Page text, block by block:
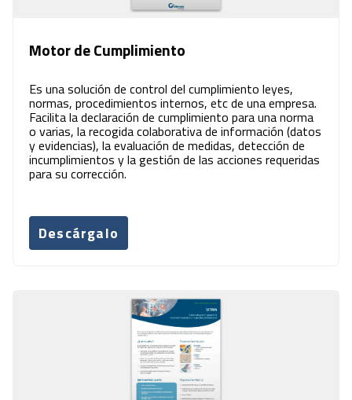
Motor de Cumplimiento
Es una solución de control del cumplimiento leyes,
normas, procedimientos internos, etc de una empresa.
Facilita la declaración de cumplimiento para una norma
o varias, la recogida colaborativa de información (datos
y evidencias), la evaluación de medidas, detección de
incumplimientos y la gestión de las acciones requeridas
para su corrección.
Descárgalo